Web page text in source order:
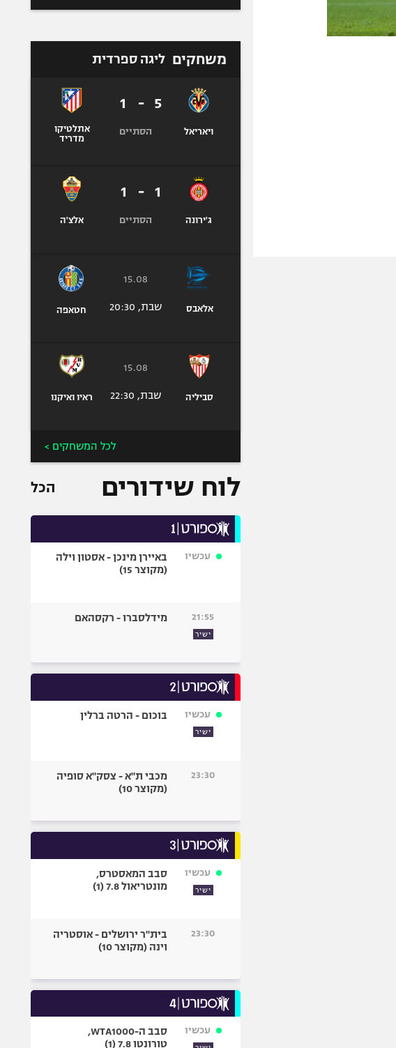
משחקים ליגה ספרדית
ויאריאל
5
-
1
הסתיים
אתלטיקו
מדריד
ג'ירונה
1
-
1
הסתיים אלצ'ה
אלאבס
15.08
שבת, 20:30 חטאפה
סביליה
15.08
שבת, 22:30 ראיו ואיקנו
לכל המשחקים >
לוח שידורים הכל
עכשיו
באיירן מינכן - אסטון וילה
(מקוצר 15)
21:55
ישיר
מידלסברו - רקסהאם
עכשיו
ישיר
בוכום - הרטה ברלין
23:30
מכבי ת"א - צסק"א סופיה
(מקוצר 10)
עכשיו
ישיר
סבב המאסטרס,
מונטריאול 7.8 (1)
23:30
בית"ר ירושלים - אוסטריה
וינה (מקוצר 10)
עכשיו
סבב ה-WTA1000,
טורונטו 7.8 (1)